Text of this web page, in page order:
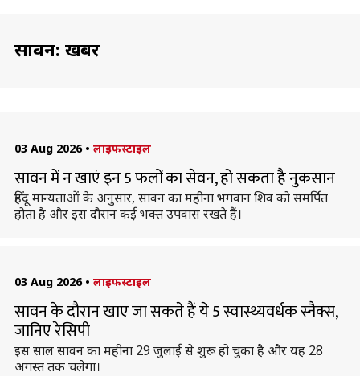
सावन: खबरें
03 Aug 2026 • लाइफस्टाइल
सावन में न खाएं इन 5 फलों का सेवन, हो सकता है नुकसान
हिंदू मान्यताओं के अनुसार, सावन का महीना भगवान शिव को समर्पित
होता है और इस दौरान कई भक्त उपवास रखते हैं।
03 Aug 2026 • लाइफस्टाइल
सावन के दौरान खाए जा सकते हैं ये 5 स्वास्थ्यवर्धक स्नैक्स,
जानिए रेसिपी
इस साल सावन का महीना 29 जुलाई से शुरू हो चुका है और यह 28
अगस्त तक चलेगा।